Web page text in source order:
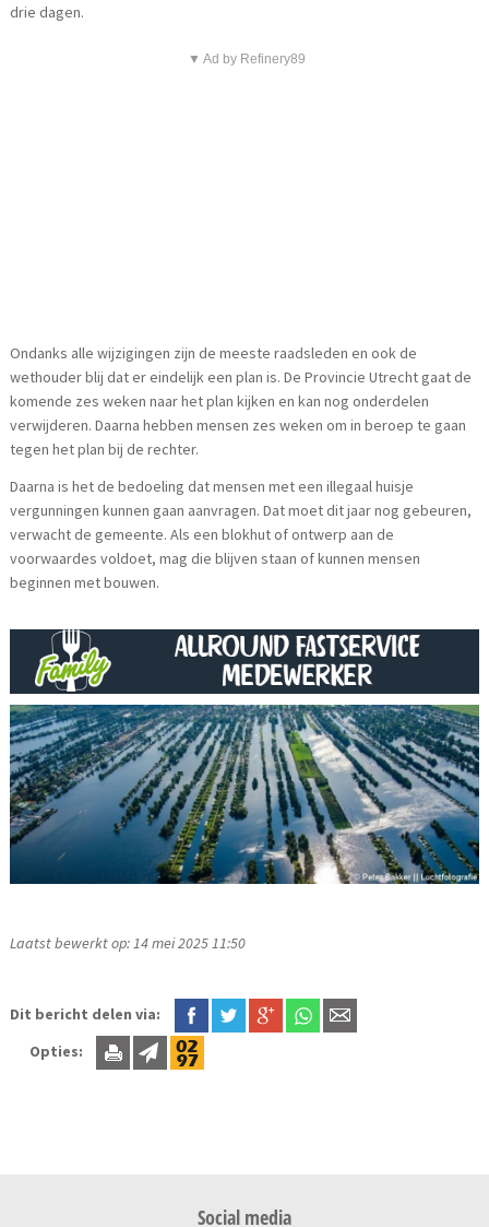
drie dagen.
▼ Ad by Refinery89
Ondanks alle wijzigingen zijn de meeste raadsleden en ook de
wethouder blij dat er eindelijk een plan is. De Provincie Utrecht gaat de
komende zes weken naar het plan kijken en kan nog onderdelen
verwijderen. Daarna hebben mensen zes weken om in beroep te gaan
tegen het plan bij de rechter.
Daarna is het de bedoeling dat mensen met een illegaal huisje
vergunningen kunnen gaan aanvragen. Dat moet dit jaar nog gebeuren,
verwacht de gemeente. Als een blokhut of ontwerp aan de
voorwaardes voldoet, mag die blijven staan of kunnen mensen
beginnen met bouwen.
Laatst bewerkt op: 14 mei 2025 11:50
Dit bericht delen via:
Opties:
Social media